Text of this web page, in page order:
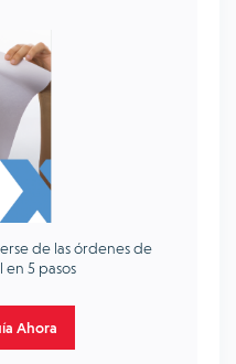
de las órdenes de
5 pasos
Ahora